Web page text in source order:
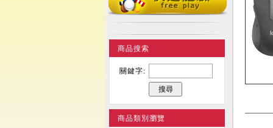
商品搜索
關鍵字:
商品類別瀏覽